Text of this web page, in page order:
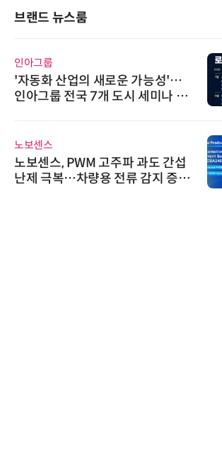
브랜드 뉴스룸
인아그룹
'자동화 산업의 새로운 가능성'…
인아그룹 전국 7개 도시 세미나 페
노보센스
노보센스, PWM 고주파 과도 간섭
난제 극복…차량용 전류 감지 증폭